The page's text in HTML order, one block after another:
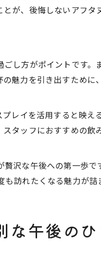
が、後悔しないアフタ
し方がポイントです
魅力を引き出すため
レイを活用すると映
タッフにおすすめの
沢な午後への第一歩
訪れたくなる魅力が詰
な午後のひ